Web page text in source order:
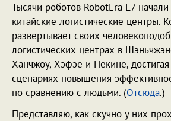
Тысячи роботов RobotEra L7 начали
китайские логистические центры.
развертывает своих
логистических центрах в
Ханчжоу, Хэфэе и Пекине,
сценариях повышения
по сравнению с людьми. (Отсюда.)
Представляю, как скучно у них